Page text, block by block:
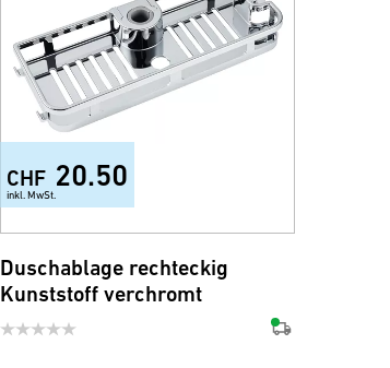
CHF 20.50
inkl. MwSt.
Duschablage rechteckig
Kunststoff verchromt